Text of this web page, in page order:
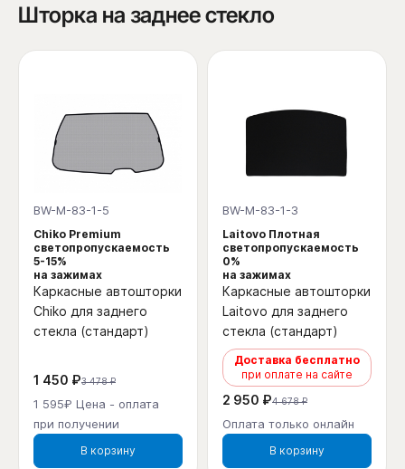
Шторка на заднее стекло
BW-M-83-1-5
Chiko Premium
светопропускаемость
5-15%
на зажимах
Каркасные автошторки
Chiko для заднего
стекла (стандарт)
1 450 ₽3 478 ₽
1 595₽ Цена - оплата
при получении
В корзину
BW-M-83-1-3
Laitovo Плотная
светопропускаемость
0%
на зажимах
Каркасные автошторки
Laitovo для заднего
стекла (стандарт)
Доставка бесплатно
при оплате на сайте
2 950 ₽4 678 ₽
Оплата только онлайн
В корзину